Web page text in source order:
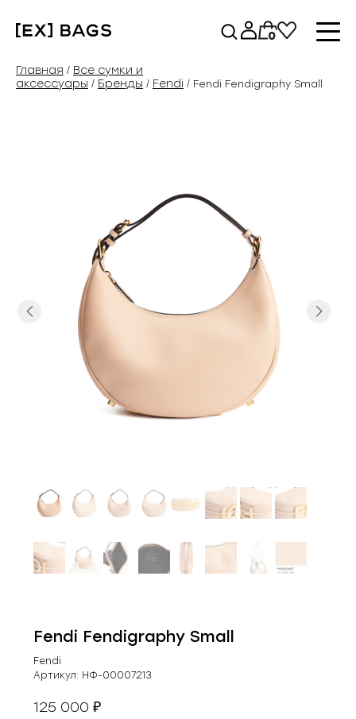
содержимому
0
Главная / Все сумки и
аксессуары / Бренды / Fendi / Fendi Fendigraphy Small
Previous Next
Fendi Fendigraphy Small
Fendi
Артикул: НФ-00007213
125 000₽